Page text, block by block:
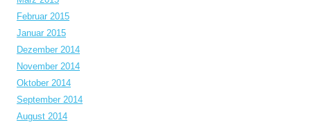
Februar 2015
Januar 2015
Dezember 2014
November 2014
Oktober 2014
September 2014
August 2014